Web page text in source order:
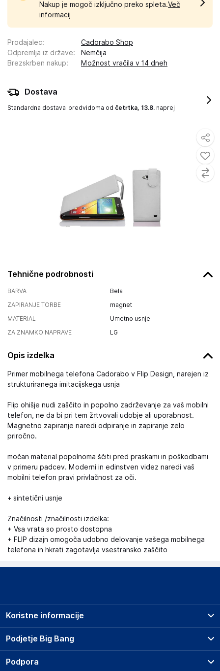
Tehnične podrobnosti
BARVA
Bela
ZAPIRANJE TORBE
magnet
MATERIAL
Umetno usnje
ZA ZNAMKO NAPRAVE
LG
Opis izdelka
Primer mobilnega telefona Cadorabo v Flip Design, narejen iz
strukturiranega imitacijskega usnja
Flip ohišje nudi zaščito in popolno zadrževanje za vaš mobilni
telefon, ne da bi pri tem žrtvovali udobje ali uporabnost.
Magnetno zapiranje naredi odpiranje in zapiranje zelo
priročno.
močan material popolnoma ščiti pred praskami in poškodbami
v primeru padcev. Moderni in edinstven videz naredi vaš
mobilni telefon pravi privlačnost za oči.
+ sintetični usnje
Značilnosti /značilnosti izdelka:
+ Vsa vrata so prosto dostopna
+ FLIP dizajn omogoča udobno delovanje vašega mobilnega
telefona in hkrati zagotavlja vsestransko zaščito
Nakup je mogoč izključno preko spleta.Več
informacij
Prodajalec:
Cadorabo Shop
Odpremlja iz države:
Nemčija
Brezskrben nakup: Možnost vračila v 14 dneh
Dostava
Standardna dostava predvidoma od četrtka, 13.8. naprej
Podjetje Big Bang
O podjetju
Koristne informacije
Prodajna mesta
Storitve
Podpora